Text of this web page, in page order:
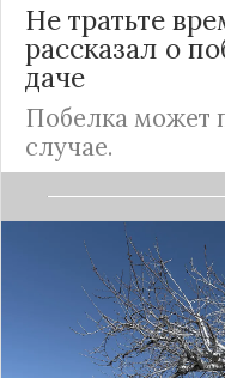
Не тратьте
рассказал о
даче
Побелка может
случае.
В среде садоводов
побелки деревьев
что делать это
мнение высказал